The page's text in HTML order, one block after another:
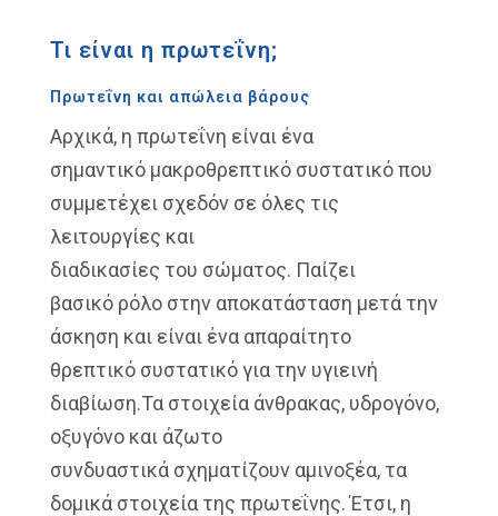
Τι είναι η πρωτεΐνη;
Πρωτεΐνη και απώλεια βάρους
Αρχικά, η πρωτεΐνη είναι ένα
σημαντικό μακροθρεπτικό συστατικό που
συμμετέχει σχεδόν σε όλες τις
λειτουργίες και
διαδικασίες του σώματος. Παίζει
βασικό ρόλο στην αποκατάσταση μετά την
άσκηση και είναι ένα απαραίτητο
θρεπτικό συστατικό για την υγιεινή
διαβίωση.Τα στοιχεία άνθρακας, υδρογόνο,
οξυγόνο και άζωτο
συνδυαστικά σχηματίζουν αμινοξέα, τα
δομικά στοιχεία της πρωτεΐνης. Έτσι, η